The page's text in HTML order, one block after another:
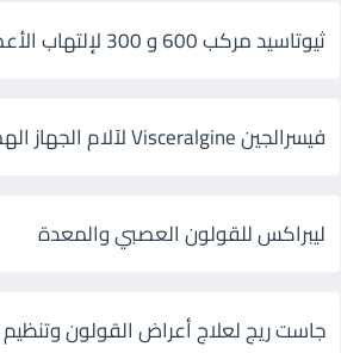
ثيوتاسيد مركب 600 و 300 لإلتهاب الأعصاب
فيسرالجين Visceralgine لآلام الجهاز الهضمى
ليبراكس للقولون العصبي والمعدة
جاست ريج لعلاج أعراض القولون